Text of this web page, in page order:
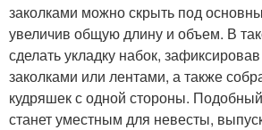
заколками можно скрыть под
увеличив общую длину и объем. В
сделать укладку набок,
заколками или лентами, а также
кудряшек с одной стороны.
станет уместным для невесты,